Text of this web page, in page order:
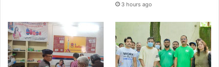
3 hours ago